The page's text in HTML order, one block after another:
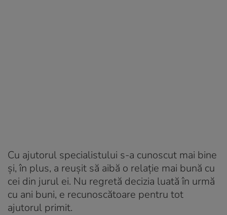
Cu ajutorul specialistului s-a cunoscut mai bine
și, în plus, a reușit să aibă o relație mai bună cu
cei din jurul ei. Nu regretă decizia luată în urmă
cu ani buni, e recunoscătoare pentru tot
ajutorul primit.